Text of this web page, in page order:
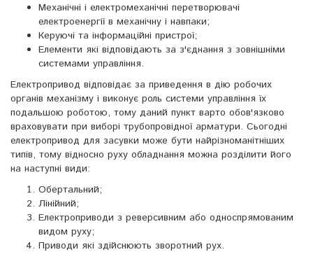
Механічні і електромеханічні перетворювачі
електроенергії в механічну і навпаки;
Керуючі та інформаційні пристрої;
Елементи які відповідають за з'єднання з зовнішніми
системами управління.
Електропривод відповідає за приведення в дію робочих
органів механізму і виконує роль системи управління їх
подальшою роботою, тому даний пункт варто обов'язково
враховувати при виборі трубопровідної арматури. Сьогодні
електропривод для засувки може бути найрізноманітніших
типів, тому відносно руху обладнання можна розділити його
на наступні види:
Обертальний;
Лінійний;
Електроприводи з реверсивним або односпрямованим
видом руху;
Приводи які здійснюють зворотний рух.